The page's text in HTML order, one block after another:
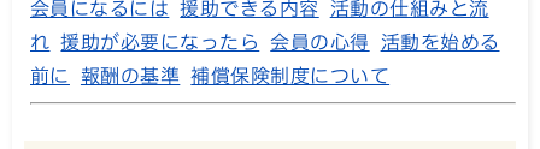
会員になるには 援助できる内容
活動の仕組みと流
れ
援助が必要になったら 会員の心得
活動を始める
前に
報酬の基準 補償保険制度について